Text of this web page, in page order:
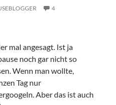
4
mal angesagt. Ist ja
noch gar nicht so
Wenn man wollte,
Tag nur
Aber das ist auch